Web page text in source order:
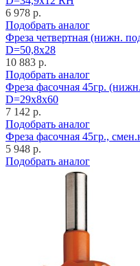
6 978 р.
Подобрать аналог
Фреза четвертная (нижн.
D=50,8x28
10 883 р.
Подобрать аналог
Фреза фасочная 45гр.
D=29x8x60
7 142 р.
Подобрать аналог
Фреза фасочная 45гр.,
5 948 р.
Подобрать аналог